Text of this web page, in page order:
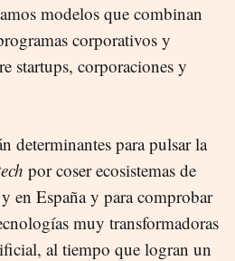
modelos que combinan
corporativos y
startups, corporaciones y
determinantes para pulsar la
por coser ecosistemas de
en España y para comprobar
muy transformadoras
al tiempo que logran un